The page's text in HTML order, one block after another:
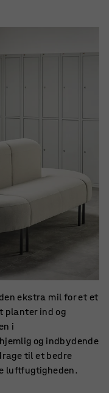
ekstra mil for et et
ind og
i
og indbydende
til et bedre
luftfugtigheden.